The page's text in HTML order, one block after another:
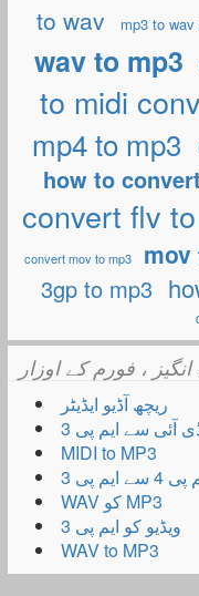
to wav
mp3 to
wav to mp3
to midi
mp4 to mp3
how to
convert flv
convert mov to mp3
3gp to mp3
، فورم کے اوزار
ریچھ آڈیو ایڈیٹر
آئی سے ایم پی 3
MIDI to MP3
سے ایم پی 3
WAV کو MP3
ویڈیو کو ایم پی 3
WAV to MP3